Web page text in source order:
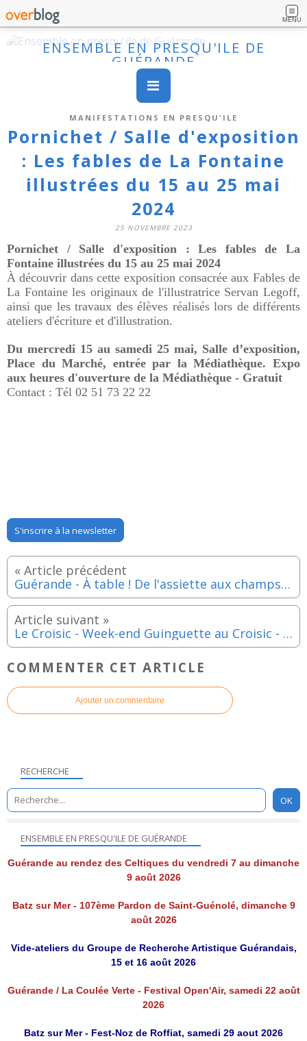
MENU
ENSEMBLE EN PRESQU'ILE DE
GUÉRANDE
MANIFESTATIONS EN PRESQU'ILE
Pornichet / Salle d'exposition
: Les fables de La Fontaine
illustrées du 15 au 25 mai
2024
25 NOVEMBRE 2023
Pornichet / Salle d'exposition : Les fables de La
Fontaine illustrées du 15 au 25 mai 2024
À découvrir dans cette exposition consacrée aux Fables de
La Fontaine les originaux de l'illustratrice Servan Legoff,
ainsi que les travaux des élèves réalisés lors de différents
ateliers d'écriture et d'illustration.
Du mercredi 15 au samedi 25 mai, Salle d’exposition,
Place du Marché, entrée par la Médiathèque. Expo
aux heures d'ouverture de la Médiathèque - Gratuit
Contact : Tél 02 51 73 22 22
S'inscrire à la newsletter
Guérande - À table ! De l'assiette aux champs - Samedi 25 mai 2024
Le Croisic - Week-end Guinguette au Croisic - Samedi 18 et dimanche 19 mai 2024
COMMENTER CET ARTICLE
Ajouter un commentaire
RECHERCHE
ENSEMBLE EN PRESQU'ILE DE GUÉRANDE
Guérande au rendez des Celtiques du vendredi 7 au dimanche
9 août 2026
Batz sur Mer - 107ème Pardon de Saint-Guénolé, dimanche 9
août 2026
Vide-ateliers du Groupe de Recherche Artistique Guérandais,
15 et 16 août 2026
Guérande / La Coulée Verte - Festival Open'Air, samedi 22 août
2026
Batz sur Mer - Fest-Noz de Roffiat, samedi 29 aout 2026